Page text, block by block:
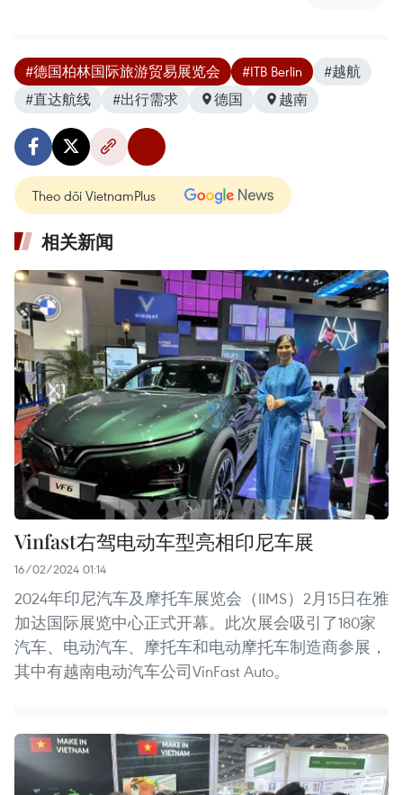
#德国柏林国际旅游贸易展览会 #ITB Berlin
#越航
#直达航线
#出行需求 德国 越南
Theo dõi VietnamPlus
相关新闻
Vinfast右驾电动车型亮相印尼车展
16/02/2024 01:14
2024年印尼汽车及摩托车展览会（IIMS）2月15日在雅
加达国际展览中心正式开幕。此次展会吸引了180家
汽车、电动汽车、摩托车和电动摩托车制造商参展，
其中有越南电动汽车公司VinFast Auto。 ​